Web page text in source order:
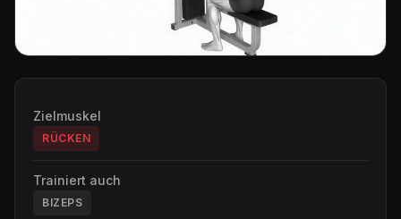
Zielmuskel
RÜCKEN
Trainiert auch
BIZEPS